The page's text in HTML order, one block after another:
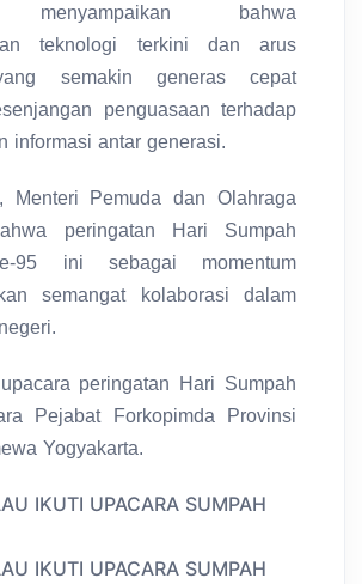
menyampaikan bahwa
teknologi terkini dan arus
semakin generas cepat
penguasaan terhadap
informasi antar generasi.
Menteri Pemuda dan Olahraga
peringatan Hari Sumpah
95 ini sebagai momentum
semangat kolaborasi dalam
peringatan Hari Sumpah
Pejabat Forkopimda Provinsi
Yogyakarta.